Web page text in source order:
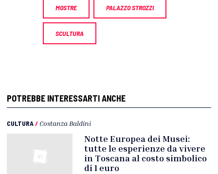
MOSTRE PALAZZO STROZZI
SCULTURA
POTREBBE INTERESSARTI ANCHE
CULTURA/ Costanza Baldini
Notte Europea dei Musei:
tutte le esperienze da vivere
in Toscana al costo simbolico
di 1 euro